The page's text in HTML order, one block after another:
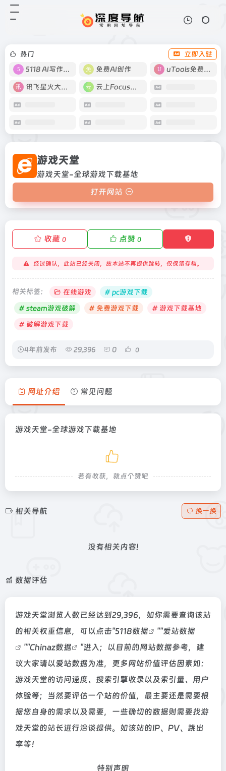
热门
立即入驻
5118 AI写作工具
免费AI创作 uTools免费工具箱
讯飞星火大模型 云上Focus接码
游戏天堂
游戏天堂-全球游戏下载基地
打开网站
收藏 0 点赞 0
经过确认，此站已经关闭，故本站不再提供跳转，仅保留存档。
相关标签： 在线游戏
# pc游戏下载
# steam游戏破解
# 免费游戏下载
# 游戏下载基地
# 破解游戏下载
4年前发布 29,396 0 0
网址介绍 常见问题
游戏天堂-全球游戏下载基地
若有收获，就点个赞吧
相关导航 换一换
没有相关内容!
数据评估
游戏天堂浏览人数已经达到29,396，如你需要查询该站
的相关权重信息，可以点击"5118数据 ""爱站数据
""Chinaz数据
"进入；以目前的网站数据参考，建
议大家请以爱站数据为准，更多网站价值评估因素如：
游戏天堂的访问速度、搜索引擎收录以及索引量、用户
体验等；当然要评估一个站的价值，最主要还是需要根
据您自身的需求以及需要，一些确切的数据则需要找游
戏天堂的站长进行洽谈提供。如该站的IP、PV、跳出
率等！
特别声明